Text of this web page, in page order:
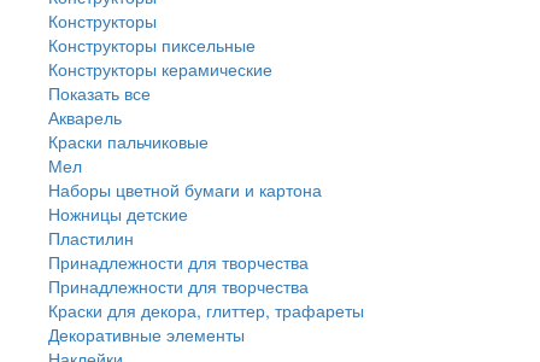
Конструкторы
Конструкторы пиксельные
Конструкторы керамические
Показать все
Акварель
Краски пальчиковые
Мел
Наборы цветной бумаги и картона
Ножницы детские
Пластилин
Принадлежности для творчества
Принадлежности для творчества
Краски для декора, глиттер, трафареты
Декоративные элементы